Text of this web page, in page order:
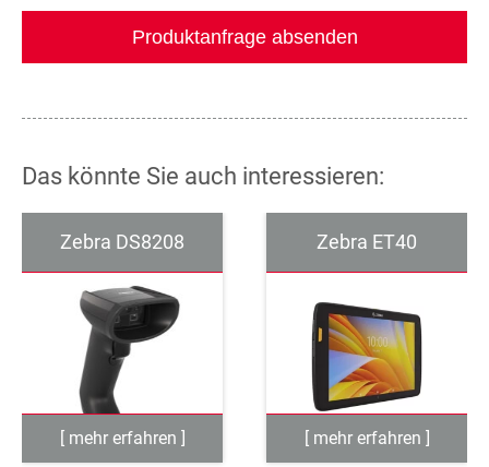
Das könnte Sie auch interessieren:
Zebra DS8208 Zebra ET40